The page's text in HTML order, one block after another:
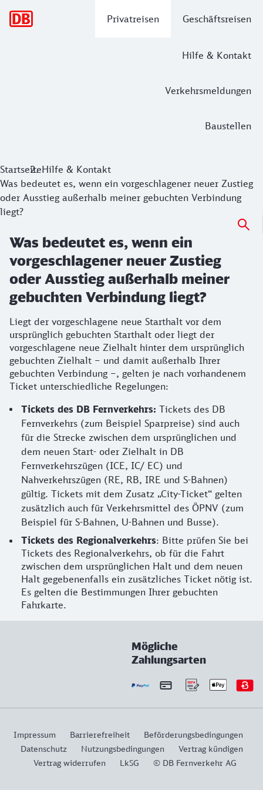
Privatreisen Geschäftsreisen
Hilfe & Kontakt
Verkehrsmeldungen
Baustellen
StartseiteHilfe & Kontakt
Was bedeutet es, wenn ein vorgeschlagener neuer Zustieg
oder Ausstieg außerhalb meiner gebuchten Verbindung
liegt?
Was bedeutet es, wenn ein
vorgeschlagener neuer Zustieg
oder Ausstieg außerhalb meiner
gebuchten Verbindung liegt?
Liegt der vorgeschlagene neue Starthalt vor dem
ursprünglich gebuchten Starthalt oder liegt der
vorgeschlagene neue Zielhalt hinter dem ursprünglich
gebuchten Zielhalt – und damit außerhalb Ihrer
gebuchten Verbindung –, gelten je nach vorhandenem
Ticket unterschiedliche Regelungen:
Tickets des DB Fernverkehrs: Tickets des DB
Fernverkehrs (zum Beispiel Sparpreise) sind auch
für die Strecke zwischen dem ursprünglichen und
dem neuen Start- oder Zielhalt in DB
Fernverkehrszügen (ICE, IC/ EC) und
Nahverkehrszügen (RE, RB, IRE und S-Bahnen)
gültig. Tickets mit dem Zusatz „City-Ticket“ gelten
zusätzlich auch für Verkehrsmittel des ÖPNV (zum
Beispiel für S-Bahnen, U-Bahnen und Busse).
Tickets des Regionalverkehrs: Bitte prüfen Sie bei
Tickets des Regionalverkehrs, ob für die Fahrt
zwischen dem ursprünglichen Halt und dem neuen
Halt gegebenenfalls ein zusätzliches Ticket nötig ist.
Es gelten die Bestimmungen Ihrer gebuchten
Fahrkarte.
Mögliche
Zahlungsarten
Impressum Barrierefreiheit
Beförderungsbedingungen
Datenschutz
Nutzungsbedingungen
Vertrag kündigen
Vertrag widerrufen
LkSG © DB Fernverkehr AG